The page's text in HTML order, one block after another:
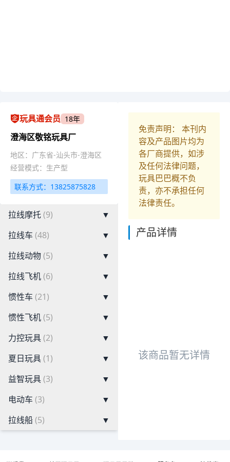
玩具通会员 18年
澄海区敬铭玩具厂
地区：广东省-汕头市-澄海区
经营模式：生产型
联系方式：13825875828
拉线摩托(9)
▼
拉线车 (48)
▼
拉线动物(5)
▼
拉线飞机(6)
▼
惯性车 (21)
▼
惯性飞机(5)
▼
力控玩具(2)
▼
夏日玩具(1)
▼
益智玩具(3)
▼
电动车 (3)
▼
拉线船(5) ▼
免责声明： 本刊内
容及产品图片均为
各厂商提供，如涉
及任何法律问题，
玩具巴巴概不负
责，亦不承担任何
法律责任。
产品详情
该商品暂无详情